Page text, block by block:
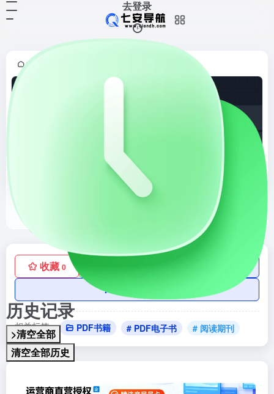
去登录
历史记录
>清空全部
清空全部历史
首页
收藏 0
AI账号购买
相关标签： PDF书籍 # PDF电子书 # 阅读期刊